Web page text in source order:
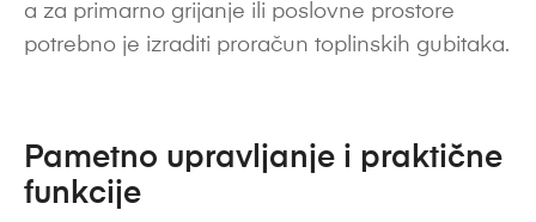
a za primarno grijanje ili poslovne prostore
potrebno je izraditi proračun toplinskih gubitaka.
Pametno upravljanje i praktične
funkcije